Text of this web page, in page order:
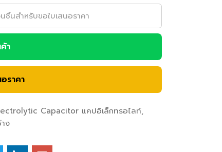
า
ราคา
Capacitor แคปอิเล็กทรอไลท์
ง